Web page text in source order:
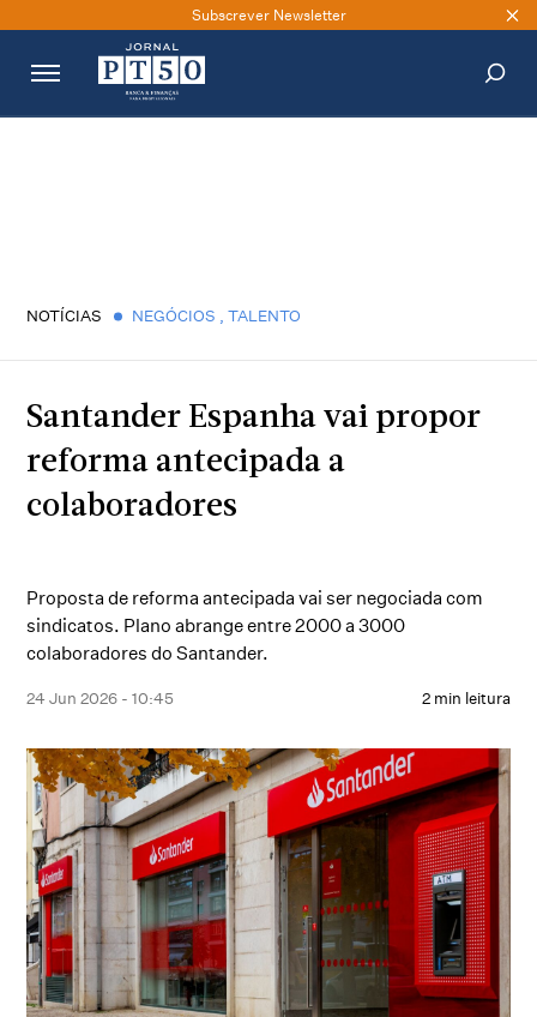
Subscrever Newsletter
NOTÍCIAS NEGÓCIOS ,TALENTO
Santander Espanha vai propor
reforma antecipada a
colaboradores
Proposta de reforma antecipada vai ser negociada com
sindicatos. Plano abrange entre 2000 a 3000
colaboradores do Santander.
24 Jun 2026 - 10:45 2 min leitura